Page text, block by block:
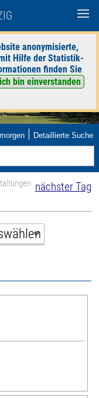
anonymisierte,
Hilfe der Statistik-
finden Sie
bin einverstanden
morgen | Detaillierte Suche
nächster Tag